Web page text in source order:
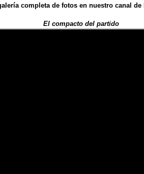
completa de fotos en nuestro canal de
El compacto del partido